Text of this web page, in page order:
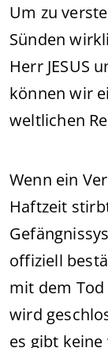
Um zu
Sünden
Herr JESUS
können wir
weltlichen
Wenn ein
Haftzeit
offiziell
mit dem
wird
es gibt